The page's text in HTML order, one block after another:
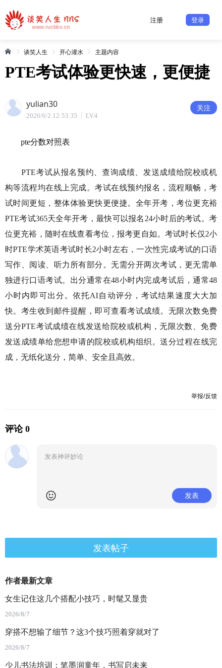
注册 登录
谈笑人生 开心灌水 主题内容
PTE考试体验更快速，更便捷
yulian30
2026/6/2 12:53:35 LV.4
关注
pte分数对照表
PTE考试从报名预约、查询成绩、发送成绩给院校或机
构等流程均在线上完成。考试在线预约报名，流程顺畅，考
试时间更短，整体体验更快更便捷。全年开考，考位更充裕
PTE考试365天全年开考，最快可以报名24小时后的考试。考
位更充裕，随时在线查看考位，报考更自如。考试时长仅2小
时PTE学术英语考试时长2小时左右，一次性完成考试的口语
写作、阅读、听力所有部分。无需分开两次考试，更无需单
独进行口语考试。出分通常在48小时内完成考试后，通常48
小时内即可出分。依托AI自动评分，考试结果速度大大加
快。考生收到邮件提醒，即可查看考试成绩。无限次数免费
送分PTE考试成绩在线发送给院校或机构，无限次数、免费
发送成绩单给您想申请的院校或机构组织。送分过程在线完
成，无纸化送分，简单、安全且高效。
举报/反馈
评论 0
发表
发表帖子
作者最新文章
女生记住这几个搭配小技巧，时髦又显贵
2026/8/7
穿搭不想输了细节？这3个技巧照着穿就对了
2026/8/7
少儿书法培训：笔墨润童年，书写启未来